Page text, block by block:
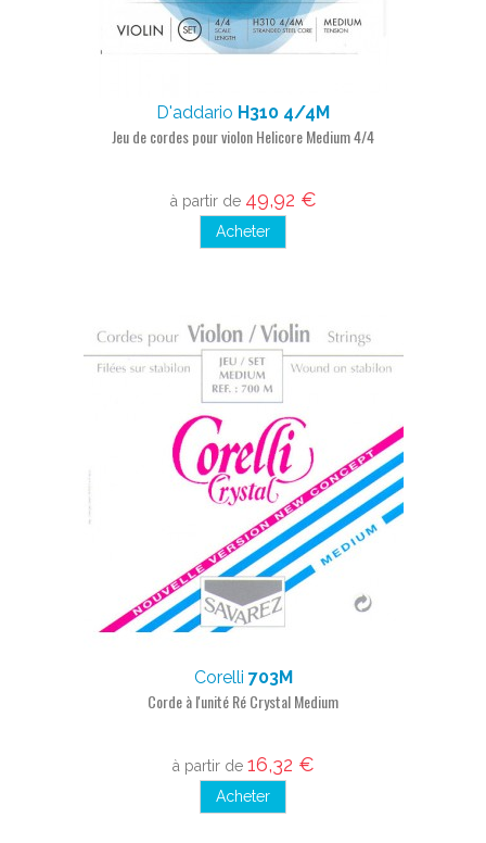
D'addario H310 4/4M
Jeu de cordes pour violon Helicore Medium 4/4
à partir de 49,92 €
Acheter
Corelli 703M
Corde à l'unité Ré Crystal Medium
à partir de 16,32 €
Acheter